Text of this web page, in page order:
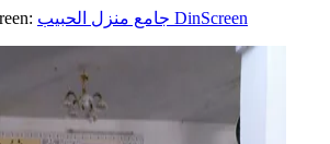
جامع منزل الحبيب DinScreen